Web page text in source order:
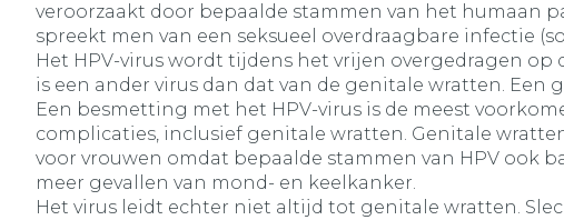
veroorzaakt door bepaalde stammen van het humaan
spreekt men van een seksueel overdraagbare infectie
Het HPV-virus wordt tijdens het vrijen overgedragen
is een ander virus dan dat van de genitale wratten.
Een besmetting met het HPV-virus is de meest
complicaties, inclusief genitale wratten. Genitale
voor vrouwen omdat bepaalde stammen van HPV ook
meer gevallen van mond- en keelkanker.
Het virus leidt echter niet altijd tot genitale wratten.